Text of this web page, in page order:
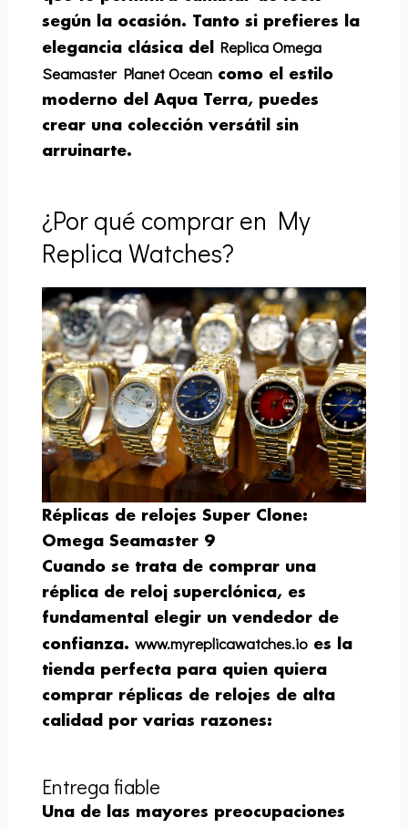
según la ocasión. Tanto si prefieres la
elegancia clásica del Replica Omega
Seamaster Planet Ocean como el estilo
moderno del Aqua Terra, puedes
crear una colección versátil sin
arruinarte.
¿Por qué comprar en My
Replica Watches?
Réplicas de relojes Super Clone:
Omega Seamaster 9
Cuando se trata de comprar una
réplica de reloj superclónica, es
fundamental elegir un vendedor de
confianza.www.myreplicawatches.io es la
tienda perfecta para quien quiera
comprar réplicas de relojes de alta
calidad por varias razones:
Entrega fiable
Una de las mayores preocupaciones